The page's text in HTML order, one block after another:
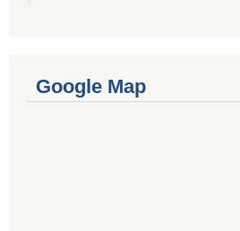
Google Map